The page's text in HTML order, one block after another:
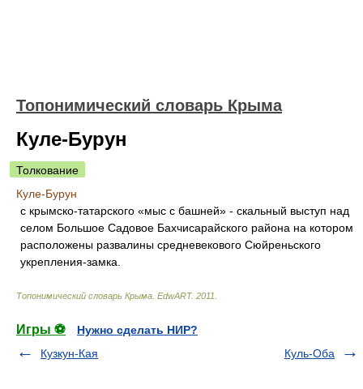
Топонимический словарь Крыма
Куле-Бурун
Толкование
Куле-Бурун
с крымско-татарского «мыс с башней» - скальный выступ над
селом Большое Садовое Бахчисарайского района на котором
расположены развалины средневекового Сюйреньского
укрепления-замка.
Топонимический словарь Крыма EdwART. 2011
Игры ⚽
Нужно сделать НИР?
Кузкун-Кая
Куль-Оба